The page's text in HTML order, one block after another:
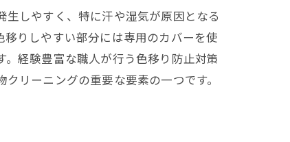
しやすく、特に汗や湿気が原因となる
りしやすい部分には専用のカバーを使
経験豊富な職人が行う色移り防止対策
リーニングの重要な要素の一つです。